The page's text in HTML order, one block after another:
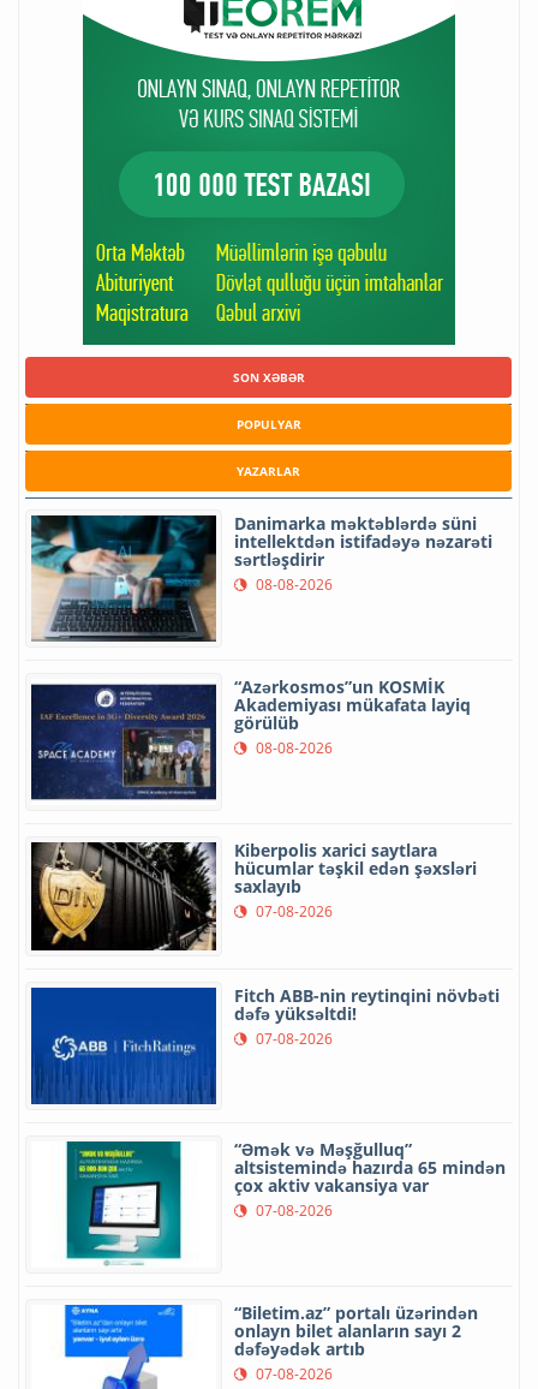
SON XƏBƏR
POPULYAR
YAZARLAR
Danimarka məktəblərdə süni
intellektdən istifadəyə nəzarəti
sərtləşdirir
08-08-2026
“Azərkosmos”un KOSMİK
Akademiyası mükafata layiq
görülüb
08-08-2026
Kiberpolis xarici saytlara
hücumlar təşkil edən şəxsləri
saxlayıb
07-08-2026
Fitch ABB-nin reytinqini növbəti
dəfə yüksəltdi!
07-08-2026
“Əmək və Məşğulluq”
altsistemində hazırda 65 mindən
çox aktiv vakansiya var
07-08-2026
“Biletim.az” portalı üzərindən
onlayn bilet alanların sayı 2
dəfəyədək artıb
07-08-2026